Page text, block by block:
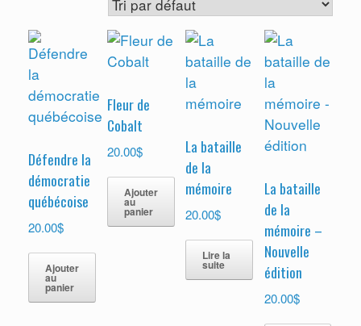
Défendre la
démocratie
québécoise
20.00$
Ajouter
au
panier
Fleur de
Cobalt
20.00$
Ajouter
au
panier
La bataille
de la
mémoire
20.00$
Lire la
suite
La bataille
de la
mémoire –
Nouvelle
édition
20.00$